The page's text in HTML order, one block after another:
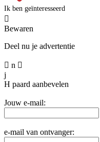
Ik ben geïnteresseerd

Bewaren
Deel nu je advertentie
 n 
j
H paard aanbevelen
Jouw e-mail:
e-mail van ontvanger: